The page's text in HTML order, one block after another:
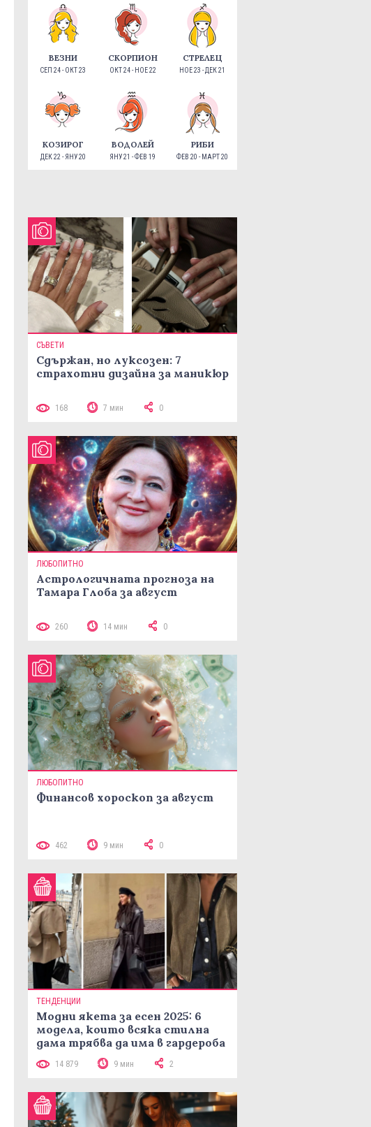
ВЕЗНИ
СЕП 24 - ОКТ 23
СКОРПИОН
ОКТ 24 - НОЕ 22
СТРЕЛЕЦ
НОЕ 23 - ДЕК 21
КОЗИРОГ
ДЕК 22 - ЯНУ 20
ВОДОЛЕЙ
ЯНУ 21 - ФЕВ 19
РИБИ
ФЕВ 20 - МАРТ 20
СЪВЕТИ
Сдържан, но луксозен: 7
страхотни дизайна за маникюр
168 7 мин 0
ЛЮБОПИТНО
Астрологичната прогноза на
Тамара Глоба за август
260 14 мин 0
ЛЮБОПИТНО
Финансов хороскоп за август
462 9 мин 0
ТЕНДЕНЦИИ
Модни якета за есен 2025: 6
модела, които всяка стилна
дама трябва да има в гардероба
14 879 9 мин 2